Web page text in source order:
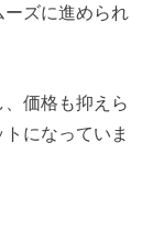
ーズに進められ
価格も抑えら
になっていま